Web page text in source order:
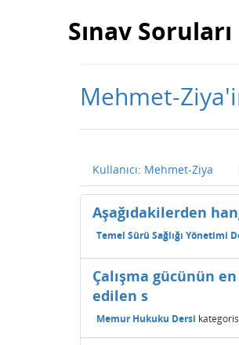
Sınav Soruları
Mehmet-
Kullanıcı: Mehmet-Ziya
Aşağıdakilerden
Temel Sürü Sağlığı Yönetimi
Çalışma gücünün
edilen s
Memur Hukuku Dersi